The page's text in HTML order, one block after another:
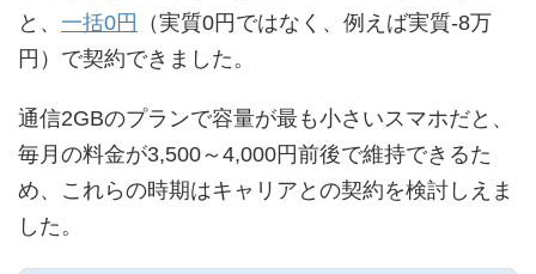
と、 一括0円 （実質0円ではなく、例えば実質-8万
円）で契約できました。
通信2GBのプランで容量が最も小さいスマホだと、
毎月の料金が3,500～4,000円前後で維持できるた
め、これらの時期はキャリアとの契約を検討しえま
した。